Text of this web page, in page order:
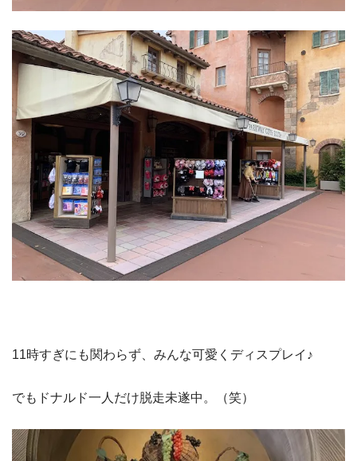
11時すぎにも関わらず、みんな可愛くディスプレイ♪
でもドナルド一人だけ脱走未遂中。（笑）